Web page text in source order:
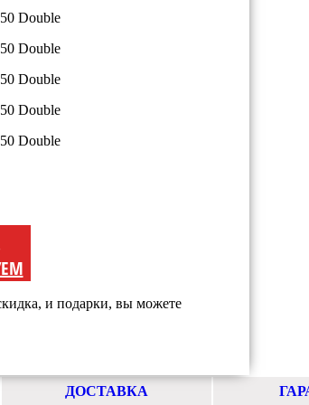
и подарки, вы можете
ДОСТАВКА